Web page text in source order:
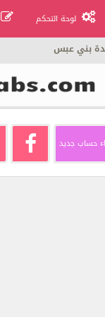
لوحة التحكم
بني عبس
حساب جديد